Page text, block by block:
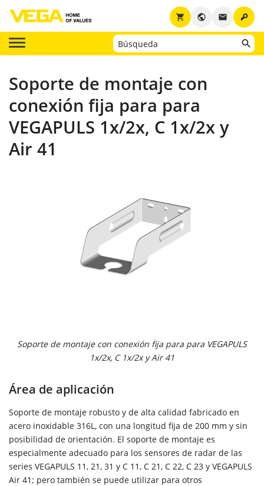
key
email
public
shopping_cart
Soporte de montaje con
conexión fija para para
VEGAPULS 1x/2x, C 1x/2x y
Air 41
Soporte de montaje con conexión fija para para VEGAPULS
1x/2x, C 1x/2x y Air 41
Área de aplicación
Soporte de montaje robusto y de alta calidad fabricado en
acero inoxidable 316L, con una longitud fija de 200 mm y sin
posibilidad de orientación. El soporte de montaje es
especialmente adecuado para los sensores de radar de las
series VEGAPULS 11, 21, 31 y C 11, C 21, C 22, C 23 y VEGAPULS
Air 41; pero también se puede utilizar para otros